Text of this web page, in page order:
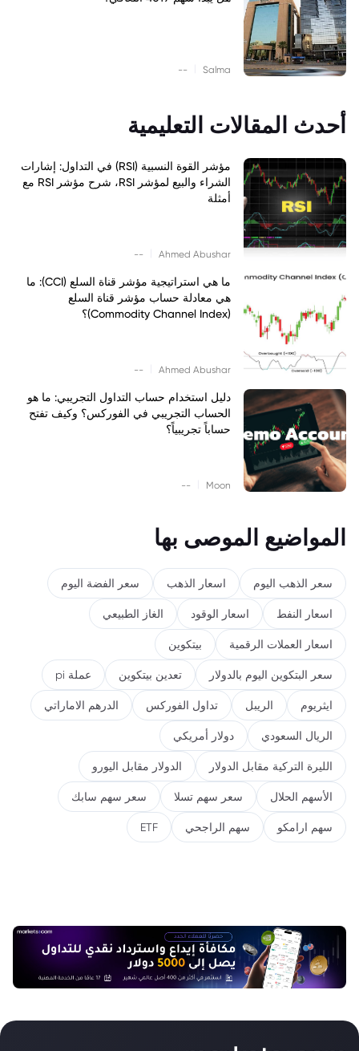
Salma
--
أحدث المقالات التعليمية
مؤشر القوة النسبية (RSI) في التداول: إشارات
الشراء والبيع لمؤشر RSI، شرح مؤشر RSI مع
أمثلة
Ahmed Abushar
--
ما هي استراتيجية مؤشر قناة السلع (CCI): ما
هي معادلة حساب مؤشر قناة السلع
(Commodity Channel Index)؟
Ahmed Abushar
--
دليل استخدام حساب التداول التجريبي: ما هو
الحساب التجريبي في الفوركس؟ وكيف تفتح
حساباً تجريبياً؟
Moon
--
المواضيع الموصى بها
سعر الذهب اليوم اسعار الذهب سعر الفضة اليوم
اسعار النفط اسعار الوقود الغاز الطبيعي
اسعار العملات الرقمية بيتكوين
سعر البتكوين اليوم بالدولار تعدين بيتكوين عملة pi
ايثريوم الريبل تداول الفوركس الدرهم الاماراتي
الريال السعودي دولار أمريكي
الليرة التركية مقابل الدولار الدولار مقابل اليورو
الأسهم الحلال سعر سهم تسلا سعر سهم سابك
سهم ارامكو سهم الراجحي ETF